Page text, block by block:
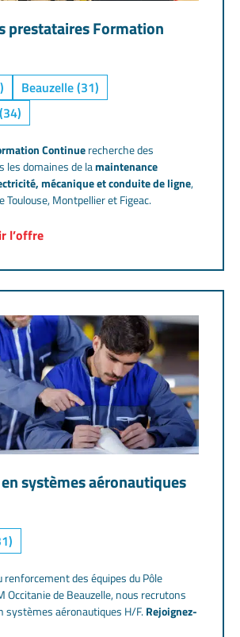
prestataires Formation
Beauzelle (31)
Continuerecherche des
les domaines de lamaintenance
mécanique et conduite de ligne,
Toulouse, Montpellier et Figeac.
l’offre
systèmes aéronautiques
renforcement des équipes du Pôle
Occitanie de Beauzelle, nous recrutons
systèmes aéronautiques H/F.Rejoignez-